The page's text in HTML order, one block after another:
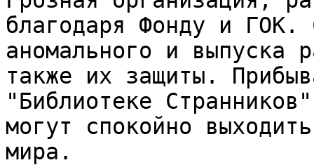
благодаря Фонду и ГОК.
аномального и выпуска
также их защиты.
"Библиотеке
могут спокойно
мира.